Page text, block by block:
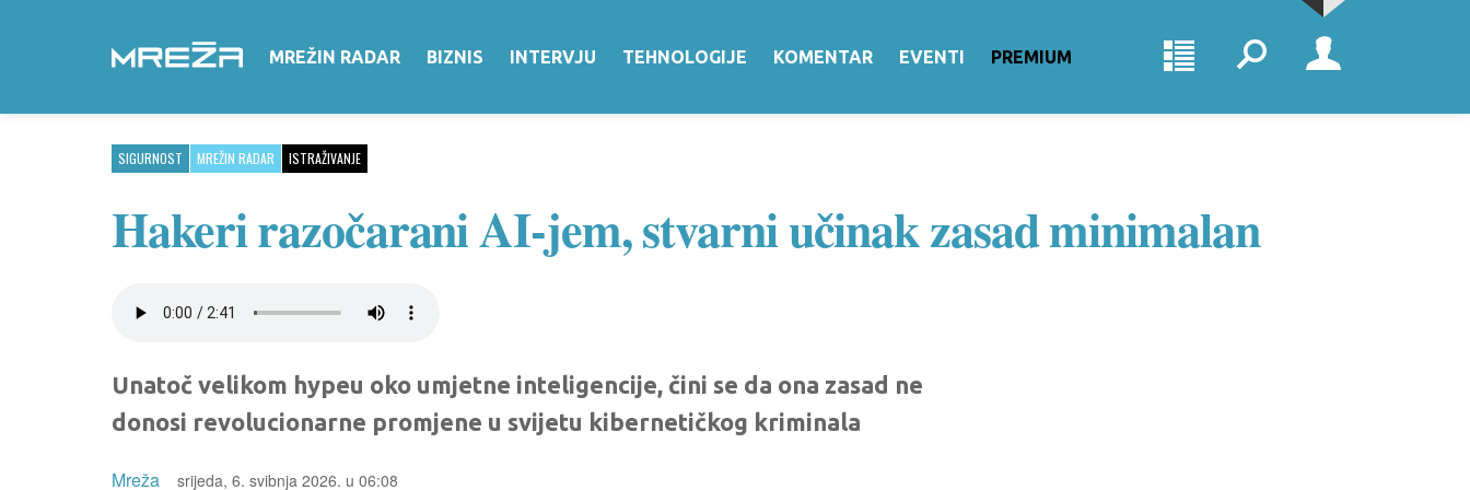
MREŽIN RADAR BIZNIS INTERVJU TEHNOLOGIJE KOMENTAR EVENTI PREMIUM
SIGURNOST MREŽIN RADAR ISTRAŽIVANJE
Hakeri razočarani AI-jem, stvarni učinak zasad minimalan
Unatoč velikom hypeu oko umjetne inteligencije, čini se da ona zasad ne
donosi revolucionarne promjene u svijetu kibernetičkog kriminala
Mreža srijeda, 6. svibnja 2026. u 06:08